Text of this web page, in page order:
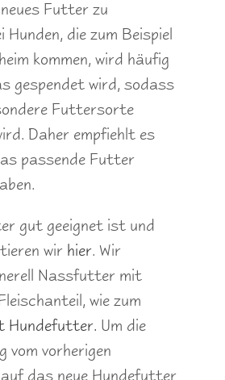
Futter zu
Hunden, die zum Beispiel
kommen, wird häufig
gespendet wird, sodass
Futtersorte
Daher empfiehlt es
passende Futter
gut geeignet ist und
wir hier. Wir
Nassfutter mit
wie zum
Hundefutter. Um die
vom vorherigen
das neue Hundefutter